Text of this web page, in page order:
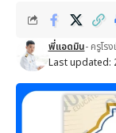
Last updated:
พี่แอดมิน- ครูโร